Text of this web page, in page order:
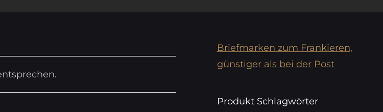
Briefmarken zum Frankieren,
günstiger als bei der Post
Produkt Schlagwörter